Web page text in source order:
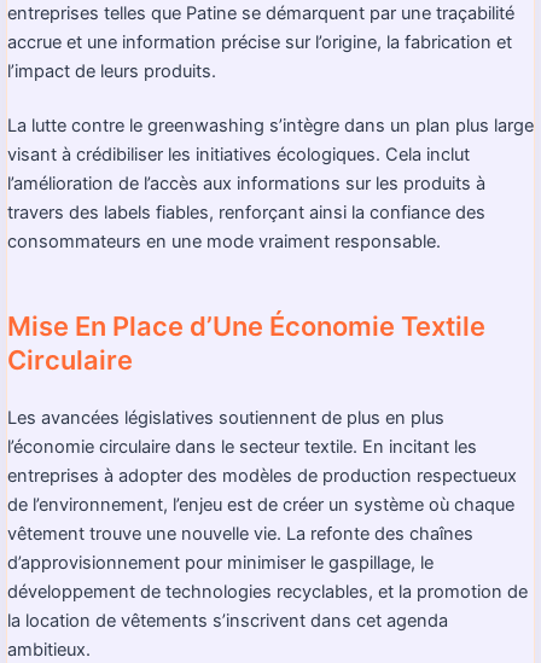
entreprises telles que Patine se démarquent par une traçabilité
accrue et une information précise sur l’origine, la fabrication et
l’impact de leurs produits.
La lutte contre le greenwashing s’intègre dans un plan plus large
visant à crédibiliser les initiatives écologiques. Cela inclut
l’amélioration de l’accès aux informations sur les produits à
travers des labels fiables, renforçant ainsi la confiance des
consommateurs en une mode vraiment responsable.
Mise En Place d’Une Économie Textile
Circulaire
Les avancées législatives soutiennent de plus en plus
l’économie circulaire dans le secteur textile. En incitant les
entreprises à adopter des modèles de production respectueux
de l’environnement, l’enjeu est de créer un système où chaque
vêtement trouve une nouvelle vie. La refonte des chaînes
d’approvisionnement pour minimiser le gaspillage, le
développement de technologies recyclables, et la promotion de
la location de vêtements s’inscrivent dans cet agenda
ambitieux.